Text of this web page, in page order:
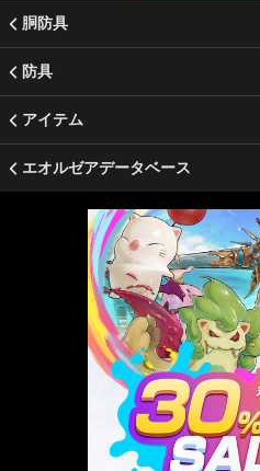
胴防具
防具
アイテム
エオルゼアデータベース